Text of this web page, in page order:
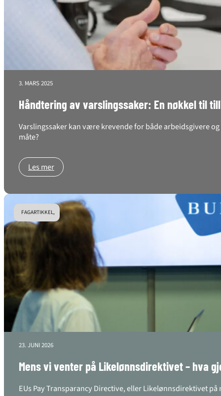
3. MARS 2025
Håndtering av varslingssaker: En nøkkel til
Varslingssaker kan være krevende for både arbeidsgivere
måte?
Les mer
FAGARTIKKEL,
23. JUNI 2026
Mens vi venter på Likelønnsdirektivet – hva
EUs Pay Transparancy Directive, eller Likelønnsdirektivet